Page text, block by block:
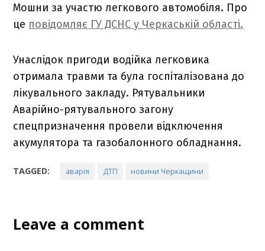
Мошни за участю легкового автомобіля. Про
це повідомляє ГУ ДСНС у Черкаській області.
Унаслідок пригоди водійка легковика
отримала травми та була госпіталізована до
лікувального закладу. Рятувальники
Аварійно-рятувального загону
спецпризначення провели відключення
акумулятора та газобалонного обладнання.
TAGGED: аварія ДТП новини Черкащини
Leave a comment